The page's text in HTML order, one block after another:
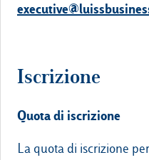
Iscrizione
Quota di iscrizione
La quota di iscrizione